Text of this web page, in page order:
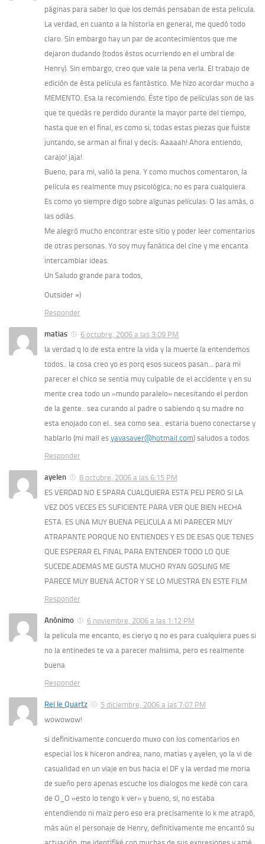
páginas para saber lo que los demás pensaban de esta pelicula.
La verdad, en cuanto a la historia en general, me quedó todo
claro. Sin embargo hay un par de acontecimientos que me
dejaron dudando (todos éstos ocurriendo en el umbral de
Henry). Sin embargo, creo que vale la pena verla. El trabajo de
edición de ésta película es fantástico. Me hizo acordar mucho a
MEMENTO. Esa la recomiendo. Éste tipo de películas son de las
que te quedás re perdido durante la mayor parte del tiempo,
hasta que en el final, es como si, todas estas piezas que fuiste
juntando, se arman al final y decís: Aaaaah! Ahora entiendo,
carajo! jaja!
Bueno, para mi, valió la pena. Y como muchos comentaron, la
película es realmente muy psicológica; no es para cualquiera.
Es como yo siempre digo sobre algunas películas: O las amás, o
las odiás.
Me alegró mucho encontrar este sitio y poder leer comentarios
de otras personas. Yo soy muy fanática del cine y me encanta
intercambiar ideas.
Un Saludo grande para todos,
Outsider =)
Responder
matias
6 octubre, 2006 a las 3:09 PM
la verdad q lo de esta entre la vida y la muerte la entendemos
todos.. la cosa creo yo es porq esos suceos pasan… para mi
parecer el chico se sentia muy culpable de el accidente y en su
mente crea todo un «mundo paralelo» necesitando el perdon
de la gente.. sea curando al padre o sabiendo q su madre no
esta enojado con el.. sea como sea.. estaria bueno conectarse y
hablarlo (mi mail es yavasaver@hotmail.com) saludos a todos
Responder
ayelen
8 octubre, 2006 a las 6:15 PM
ES VERDAD NO E SPARA CUALQUIERA ESTA PELI PERO SI LA
VEZ DOS VECES ES SUFICIENTE PARA VER QUE BIEN HECHA
ESTA. ES UNA MUY BUENA PELICULA A MI PARECER MUY
ATRAPANTE PORQUE NO ENTIENDES Y ES DE ESAS QUE TENES
QUE ESPERAR EL FINAL PARA ENTENDER TODO LO QUE
SUCEDE.ADEMAS ME GUSTA MUCHO RYAN GOSLING ME
PARECE MUY BUENA ACTOR Y SE LO MUESTRA EN ESTE FILM
Responder
Anónimo
6 noviembre, 2006 a las 1:12 PM
la pelicula me encanto, es cieryo q no es para cualquiera pues si
no la entinedes te va a parecer malisima, pero es realmente
buena
Responder
Rei le Quartz
5 diciembre, 2006 a las 7:07 PM
wowowow!
si definitivamente concuerdo muxo con los comentarios en
especial los k hiceron andrea, nano, matias y ayelen, yo la vi de
casualidad en un viaje en bus hacia el DF y la verdad me moria
de sueño pero apenas escuche los dialogos me kedé con cara
de O_O «esto lo tengo k ver» y bueno, si, no estaba
entendiendo ni maiz pero eso era precisamente lo k me atrapó,
más aún el personaje de Henry, definitivamente me encantó su